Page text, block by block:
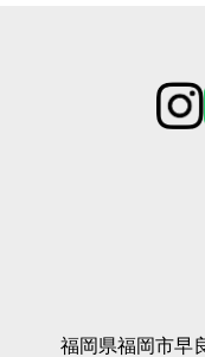
福岡県福岡市早